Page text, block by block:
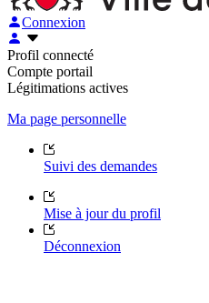
Connexion
Profil connecté
Compte portail
Légitimations actives
Ma page personnelle
Suivi des demandes
Mise à jour du profil
Déconnexion